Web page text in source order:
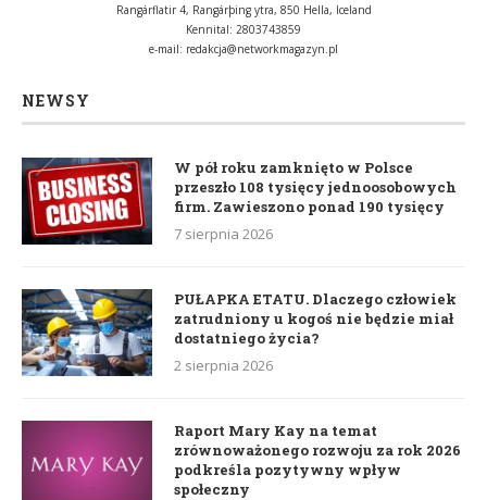
Rangárflatir 4, Rangárþing ytra, 850 Hella, Iceland
Kennital: 2803743859
e-mail: redakcja@networkmagazyn.pl
NEWSY
W pół roku zamknięto w Polsce
przeszło 108 tysięcy jednoosobowych
firm. Zawieszono ponad 190 tysięcy
7 sierpnia 2026
PUŁAPKA ETATU. Dlaczego człowiek
zatrudniony u kogoś nie będzie miał
dostatniego życia?
2 sierpnia 2026
Raport Mary Kay na temat
zrównoważonego rozwoju za rok 2026
podkreśla pozytywny wpływ
społeczny